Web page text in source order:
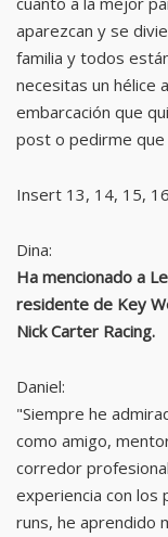
aparezcan y se
familia y todos
necesitas un hélice
embarcación que
post o pedirme
Insert 13, 14, 15,
Dina:
Ha mencionado a
residente de Key
Nick Carter Racing.
Daniel:
"Siempre he
como amigo,
corredor
experiencia con los
runs, he aprendido